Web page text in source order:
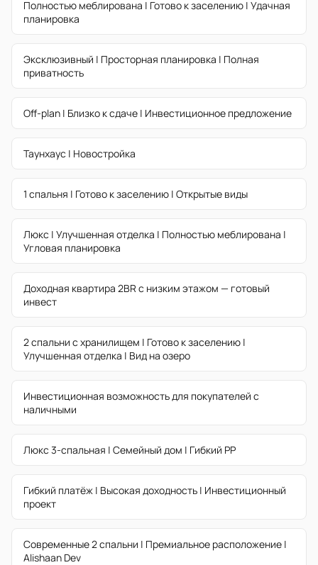
Полностью меблирована | Готово к заселению | Удачная
планировка
Эксклюзивный | Просторная планировка | Полная
приватность
Off-plan | Близко к сдаче | Инвестиционное предложение
Таунхаус | Новостройка
1 спальня | Готово к заселению | Открытые виды
Люкс | Улучшенная отделка | Полностью меблирована |
Угловая планировка
Доходная квартира 2BR с низким этажом — готовый
инвест
2 спальни с хранилищем | Готово к заселению |
Улучшенная отделка | Вид на озеро
Инвестиционная возможность для покупателей с
наличными
Люкс 3-спальная | Семейный дом | Гибкий PP
Гибкий платёж | Высокая доходность | Инвестиционный
проект
Современные 2 спальни | Премиальное расположение |
Alishaan Dev